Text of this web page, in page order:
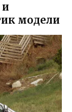
модели